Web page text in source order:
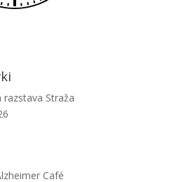
razstava Straža
Café